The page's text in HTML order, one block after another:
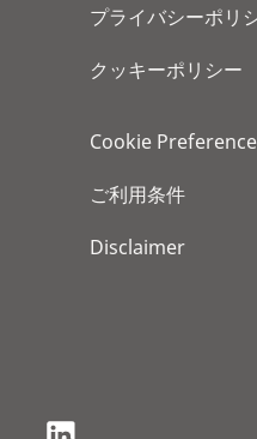
プライバシーポリ
クッキーポリシー
Cookie
ご利用条件
Disclaimer